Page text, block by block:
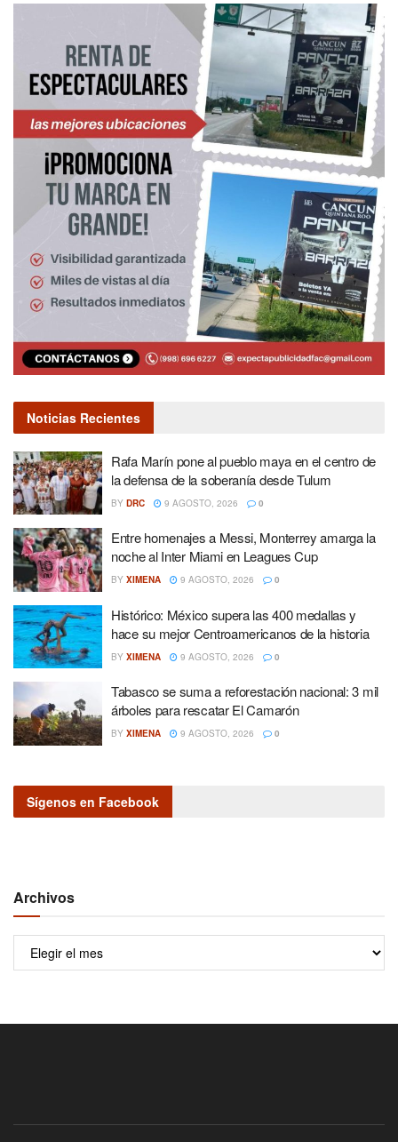
Noticias Recientes
Rafa Marín pone al pueblo maya en el centro de
la defensa de la soberanía desde Tulum
BY DRC 9 AGOSTO, 2026 0
Entre homenajes a Messi, Monterrey amarga la
noche al Inter Miami en Leagues Cup
BY XIMENA 9 AGOSTO, 2026 0
Histórico: México supera las 400 medallas y
hace su mejor Centroamericanos de la historia
BY XIMENA 9 AGOSTO, 2026 0
Tabasco se suma a reforestación nacional: 3 mil
árboles para rescatar El Camarón
BY XIMENA 9 AGOSTO, 2026 0
Sígenos en Facebook
Archivos